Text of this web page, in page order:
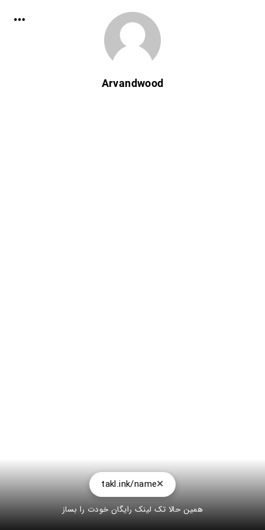
Arvandwood
takl.ink/name
همین حالا تک لینک رایگان خودت را بساز